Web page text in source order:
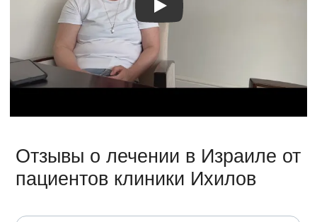
Видео о лечении
Отзывы о лечении в Израиле от
пациентов клиники Ихилов